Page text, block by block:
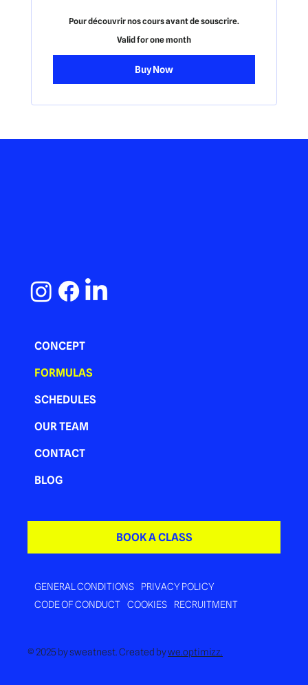
Pour découvrir nos cours avant de souscrire.
Valid for one month
Buy Now
© 2025 by sweatnest. Created bywe.optimizz.
CONCEPT
FORMULAS
SCHEDULES
OUR TEAM
CONTACT
BLOG
BOOK A CLASS
GENERAL CONDITIONS
PRIVACY POLICY
CODE OF CONDUCT
COOKIES RECRUITMENT